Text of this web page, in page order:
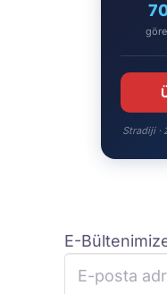
Stradiji ·
E-